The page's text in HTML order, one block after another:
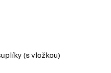
(s vložkou)